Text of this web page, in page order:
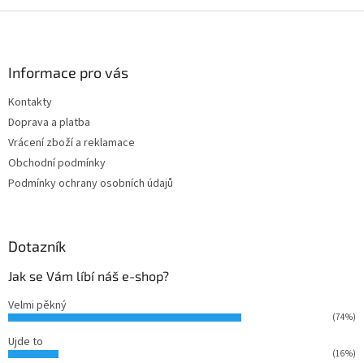
Informace pro vás
Kontakty
Doprava a platba
Vrácení zboží a reklamace
Obchodní podmínky
Podmínky ochrany osobních údajů
Dotazník
Jak se Vám líbí náš e-shop?
Velmi pěkný
(74%)
Ujde to
(16%)